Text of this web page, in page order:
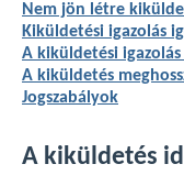
Nem jön létre
Kiküldetési igazolás
A kiküldetési igazolás
A kiküldetés
Jogszabályok
A kiküldetés